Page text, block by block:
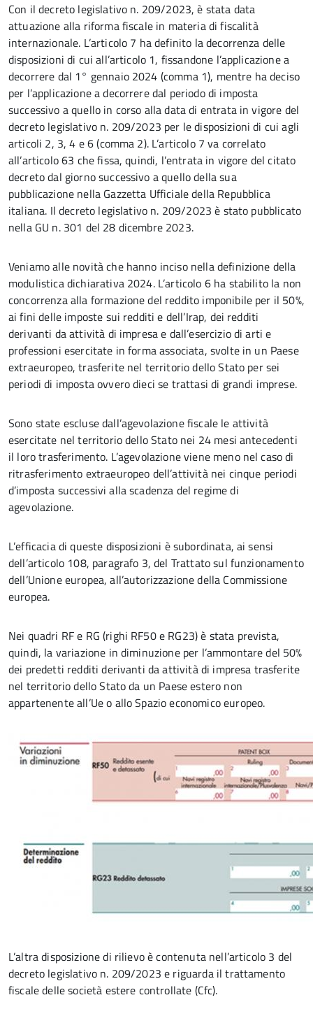
Con il decreto legislativo n. 209/2023, è stata data
attuazione alla riforma fiscale in materia di fiscalità
internazionale. L’articolo 7 ha definito la decorrenza delle
disposizioni di cui all’articolo 1, fissandone l’applicazione a
decorrere dal 1° gennaio 2024 (comma 1), mentre ha deciso
per l’applicazione a decorrere dal periodo di imposta
successivo a quello in corso alla data di entrata in vigore del
decreto legislativo n. 209/2023 per le disposizioni di cui agli
articoli 2, 3, 4 e 6 (comma 2). L’articolo 7 va correlato
all’articolo 63 che fissa, quindi, l’entrata in vigore del citato
decreto dal giorno successivo a quello della sua
pubblicazione nella Gazzetta Ufficiale della Repubblica
italiana. Il decreto legislativo n. 209/2023 è stato pubblicato
nella GU n. 301 del 28 dicembre 2023.
Veniamo alle novità che hanno inciso nella definizione della
modulistica dichiarativa 2024. L’articolo 6 ha stabilito la non
concorrenza alla formazione del reddito imponibile per il 50%,
ai fini delle imposte sui redditi e dell’Irap, dei redditi
derivanti da attività di impresa e dall’esercizio di arti e
professioni esercitate in forma associata, svolte in un Paese
extraeuropeo, trasferite nel territorio dello Stato per sei
periodi di imposta ovvero dieci se trattasi di grandi imprese.
Sono state escluse dall’agevolazione fiscale le attività
esercitate nel territorio dello Stato nei 24 mesi antecedenti
il loro trasferimento. L’agevolazione viene meno nel caso di
ritrasferimento extraeuropeo dell’attività nei cinque periodi
d’imposta successivi alla scadenza del regime di
agevolazione.
L’efficacia di queste disposizioni è subordinata, ai sensi
dell’articolo 108, paragrafo 3, del Trattato sul funzionamento
dell’Unione europea, all’autorizzazione della Commissione
europea.
Nei quadri RF e RG (righi RF50 e RG23) è stata prevista,
quindi, la variazione in diminuzione per l’ammontare del 50%
dei predetti redditi derivanti da attività di impresa trasferite
nel territorio dello Stato da un Paese estero non
appartenente all’Ue o allo Spazio economico europeo.
L’altra disposizione di rilievo è contenuta nell’articolo 3 del
decreto legislativo n. 209/2023 e riguarda il trattamento
fiscale delle società estere controllate (Cfc).